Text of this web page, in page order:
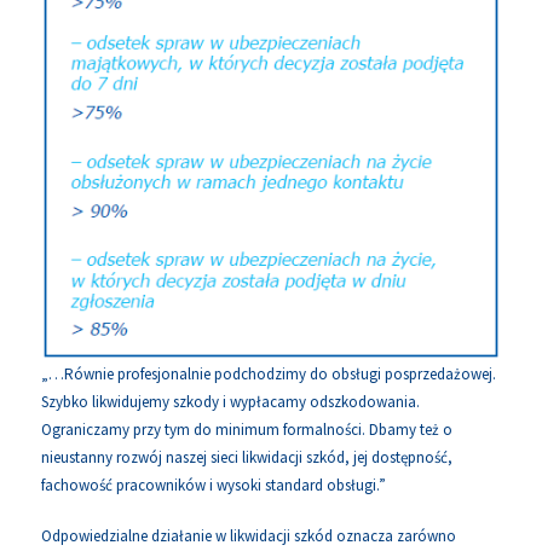
„…Równie profesjonalnie podchodzimy do obsługi posprzedażowej.
Szybko likwidujemy szkody i wypłacamy odszkodowania.
Ograniczamy przy tym do minimum formalności. Dbamy też o
nieustanny rozwój naszej sieci likwidacji szkód, jej dostępność,
fachowość pracowników i wysoki standard obsługi.”
Odpowiedzialne działanie w likwidacji szkód oznacza zarówno